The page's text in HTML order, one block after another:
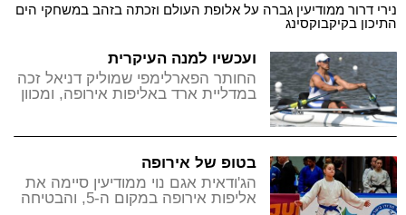
נירי דרור ממודיעין גברה על אלופת העולם וזכתה בזהב במשחקי הים
התיכון בקיקבוקסינג
ועכשיו למנה העיקרית
החותר הפארלימפי שמוליק דניאל זכה
במדליית ארד באליפות אירופה, ומכוון
בטופ של אירופה
הג'ודאית אגם נוי ממודיעין סיימה את
אליפות אירופה במקום ה-5, והבטיחה